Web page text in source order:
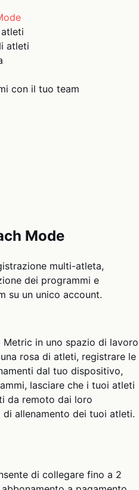
atleti
con il tuo team
Mode
multi-atleta,
dei programmi e
su un unico account.
Metric in uno spazio di lavoro
rosa di atleti, registrare le
dal tuo dispositivo,
lasciare che i tuoi atleti
da remoto dai loro
allenamento dei tuoi atleti.
di collegare fino a 2